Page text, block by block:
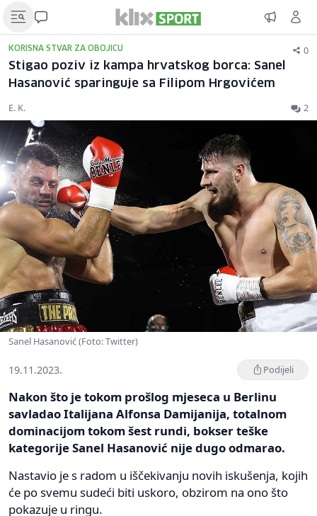
KORISNA STVAR ZA OBOJICU 0
Stigao poziv iz kampa hrvatskog borca: Sanel
Hasanović sparinguje sa Filipom Hrgovićem
E. K. 2
Sanel Hasanović (Foto: Twitter)
19.11.2023. Podijeli
Nakon što je tokom prošlog mjeseca u Berlinu
savladao Italijana Alfonsa Damijanija, totalnom
dominacijom tokom šest rundi, bokser teške
kategorije Sanel Hasanović nije dugo odmarao.
Nastavio je s radom u iščekivanju novih iskušenja, kojih
će po svemu sudeći biti uskoro, obzirom na ono što
pokazuje u ringu.